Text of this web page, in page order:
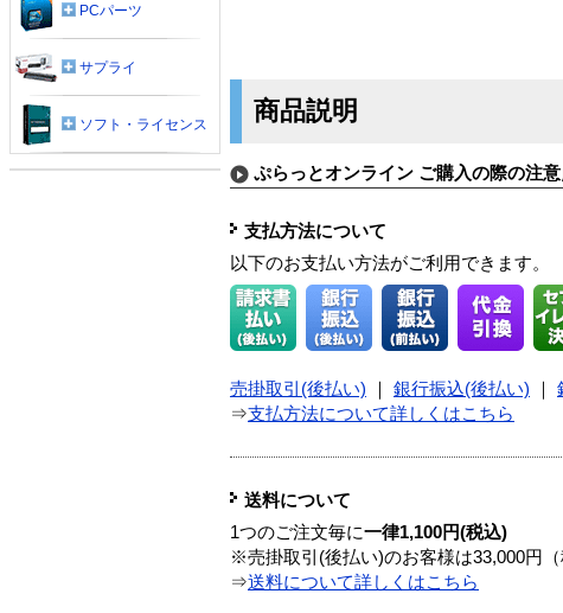
商品説明
ぷらっとオンライン ご購入の際の注
支払方法について
以下のお支払い方法がご利用できます。
売掛取引(後払い) 銀行振込(後払い)
⇒支払方法について詳しくはこちら
送料について
1つのご注文毎に一律1,100円(税込)
※売掛取引(後払い)のお客様は33,000円
⇒送料について詳しくはこちら
PCパーツ
サプライ
ソフト・ライセンス